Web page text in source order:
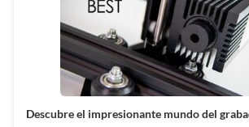
Descubre el impresionante mundo del